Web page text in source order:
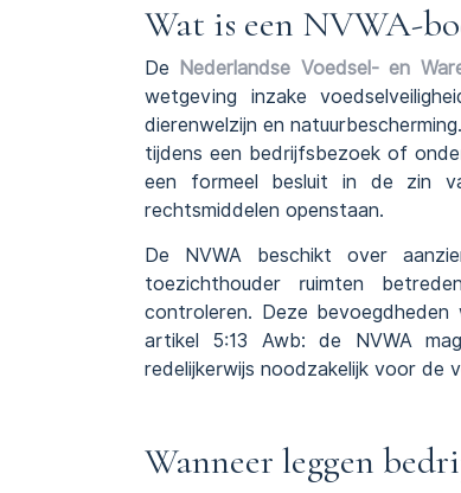
Wat is een NVWA-
De Nederlandse Voedsel- en
wetgeving inzake
dierenwelzijn en
tijdens een bedrijfsbezoek of
een formeel besluit in de zin
rechtsmiddelen openstaan.
De NVWA beschikt over
toezichthouder ruimten
controleren. Deze
artikel 5:13 Awb: de NVWA
redelijkerwijs noodzakelijk voor de
Wanneer leggen